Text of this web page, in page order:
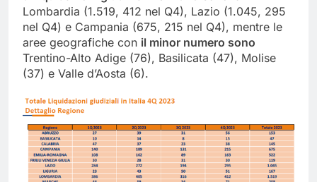
Lombardia (1.519, 412 nel Q4), Lazio (1.045, 295
nel Q4) e Campania (675, 215 nel Q4), mentre le
aree geografiche con il minor numero sono
Trentino-Alto Adige (76), Basilicata (47), Molise
(37) e Valle d’Aosta (6).